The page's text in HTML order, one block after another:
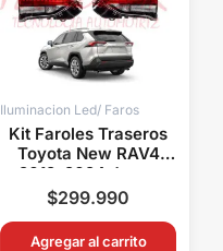
Iluminacion Led/ Faros
Kit Faroles Traseros
Toyota New RAV4
2019-2024 Juego
Completo Exterior e
Interior Connection
$299.990
Agregar al carrito